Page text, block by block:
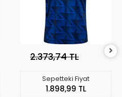
2.373,74 TL
Sepetteki Fiyat
1.898,99 TL